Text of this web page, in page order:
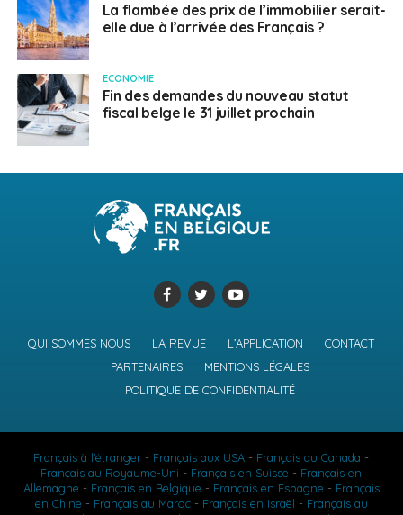
La flambée des prix de l’immobilier serait-
elle due à l’arrivée des Français ?
ECONOMIE
Fin des demandes du nouveau statut
fiscal belge le 31 juillet prochain
QUI SOMMES NOUS LA REVUE L’APPLICATION
CONTACT
PARTENAIRES
MENTIONS LÉGALES
POLITIQUE DE CONFIDENTIALITÉ
Français à l'étranger - Français aux USA - Français au Canada -
Français au Royaume-Uni - Français en Suisse - Français en
Allemagne - Français en Belgique - Français en Espagne - Français
en Chine - Français au Maroc- Français en Israël - Français au